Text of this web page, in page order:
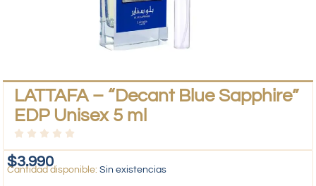
LATTAFA – “Decant Blue Sapphire”
EDP Unisex 5 ml
$3.990 Sin existencias